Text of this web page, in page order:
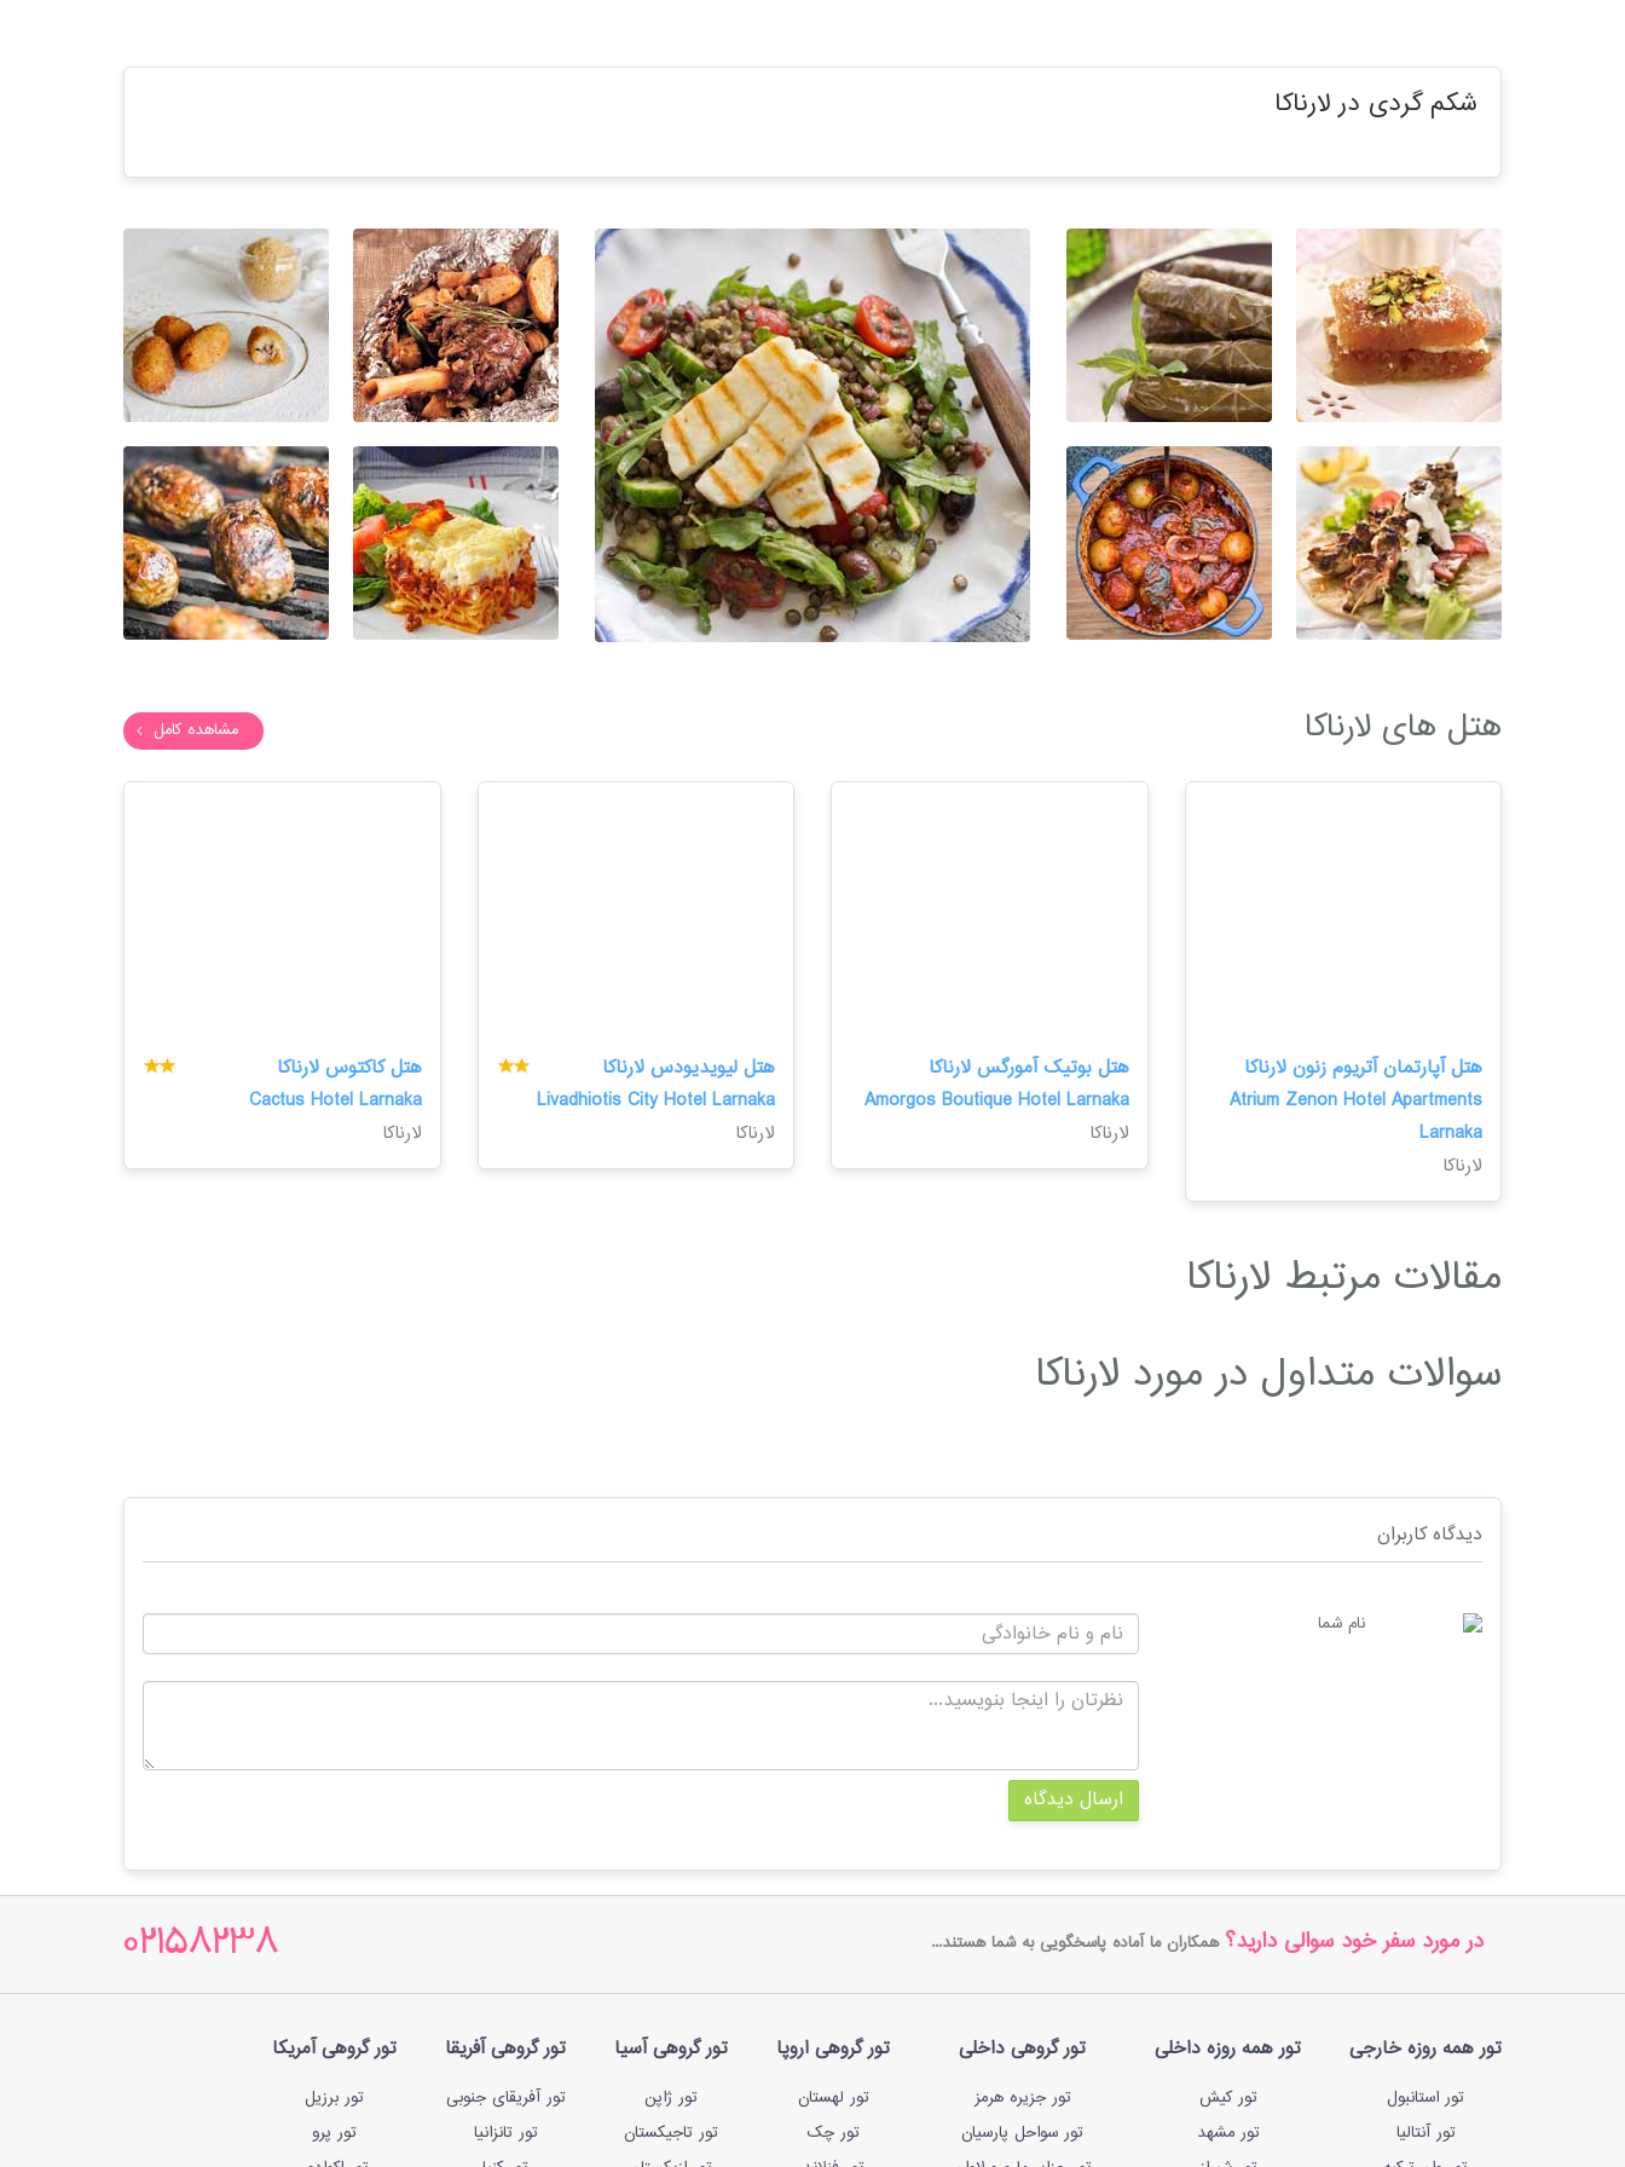
شکم گردی در لارناکا
هتل های لارناکا مشاهده کامل
هتل آپارتمان آتریوم زنون لارناکا
Atrium Zenon Hotel Apartments
Larnaka
لارناکا
هتل بوتیک آمورگس لارناکا
Amorgos Boutique Hotel Larnaka
لارناکا
هتل لیویدیودس لارناکا
Livadhiotis City Hotel Larnaka
لارناکا
هتل کاکتوس لارناکا
Cactus Hotel Larnaka
لارناکا
مقالات مرتبط لارناکا
سوالات متداول در مورد لارناکا
دیدگاه کاربران
نام شما
ارسال دیدگاه
در مورد سفر خود سوالی دارید؟ همکاران ما آماده پاسخگویی به شما هستند... 02158238
تور همه روزه خارجی
تور استانبول
تور آنتالیا
تور همه روزه داخلی
تور کیش
تور مشهد
تور گروهی داخلی
تور جزیره هرمز
تور سواحل پارسیان
تور گروهی اروپا
تور لهستان
تور چک
تور گروهی آسیا
تور ژاپن
تور تاجیکستان
تور گروهی آفریقا
تور آفریقای جنوبی
تور تانزانیا
تور گروهی آمریکا
تور برزیل
تور پرو